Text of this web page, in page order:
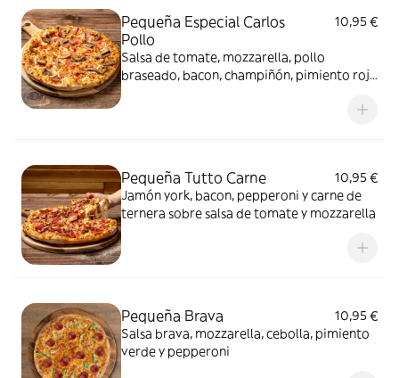
Pequeña Especial Carlos
Pollo
10,95 €
Salsa de tomate, mozzarella, pollo
braseado, bacon, champiñón, pimiento rojo
Pequeña Tutto Carne
10,95 €
Jamón york, bacon, pepperoni y carne de
ternera sobre salsa de tomate y mozzarella
Pequeña Brava
10,95 €
Salsa brava, mozzarella, cebolla, pimiento
verde y pepperoni